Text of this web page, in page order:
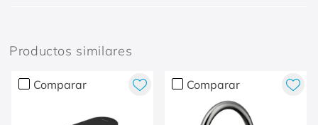
Productos similares
Comparar Comparar